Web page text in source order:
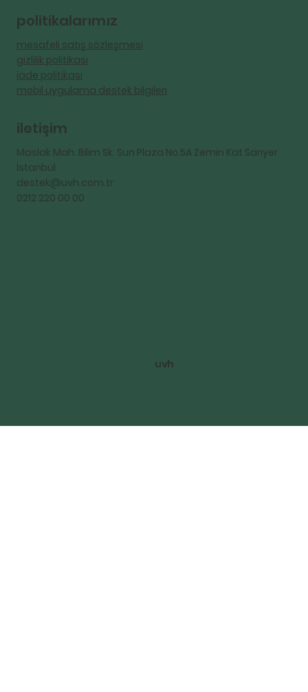
uvh
politikalarımız
mesafeli satış sözleşmesi
gizlilik politikası
iade politikası
mobil uygulama destek bilgileri
iletişim
Maslak Mah. Bilim Sk. Sun Plaza No.5A Zemin Kat Sarıyer
İstanbul
destek@uvh.com.tr
0212 220 00 00